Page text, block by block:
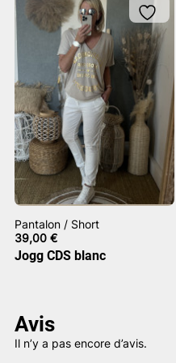
Pantalon / Short
39,00 €
Jogg CDS blanc
Avis
Il n’y a pas encore d’avis.